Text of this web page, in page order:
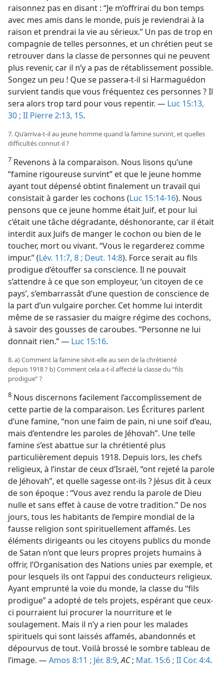
raisonnez pas en disant : “Je m’offrirai du bon temps
avec mes amis dans le monde, puis je reviendrai à la
raison et prendrai la vie au sérieux.” Un pas de trop en
compagnie de telles personnes, et un chrétien peut se
retrouver dans la classe de personnes qui ne peuvent
plus revenir, car il n’y a pas de rétablissement possible.
Songez un peu ! Que se passera-​t-​il si Harmaguédon
survient tandis que vous fréquentez ces personnes ? Il
sera alors trop tard pour vous repentir. — Luc 15:13,
30 ; II Pierre 2:13, 15.
7. Qu’arriva-​t-​il au jeune homme quand la famine survint, et quelles
difficultés connut-​il ?
7 Revenons à la comparaison. Nous lisons qu’une
“famine rigoureuse survint” et que le jeune homme
ayant tout dépensé obtint finalement un travail qui
consistait à garder les cochons (Luc 15:14-16). Nous
pensons que ce jeune homme était Juif, et pour lui
c’était une tâche dégradante, déshonorante, car il était
interdit aux Juifs de manger le cochon ou bien de le
toucher, mort ou vivant. “Vous le regarderez comme
impur.” (Lév. 11:7, 8 ; Deut. 14:8). Force serait au fils
prodigue d’étouffer sa conscience. Il ne pouvait
s’attendre à ce que son employeur, ‘un citoyen de ce
pays’, s’embarrassât d’une question de conscience de
la part d’un vulgaire porcher. Cet homme lui interdit
même de se rassasier du maigre régime des cochons,
à savoir des gousses de caroubes. “Personne ne lui
donnait rien.” — Luc 15:16.
8. a) Comment la famine sévit-​elle au sein de la chrétienté
depuis 1918 ? b) Comment cela a-​t-​il affecté la classe du “fils
prodigue” ?
8 Nous discernons facilement l’accomplissement de
cette partie de la comparaison. Les Écritures parlent
d’une famine, “non une faim de pain, ni une soif d’eau,
mais d’entendre les paroles de Jéhovah”. Une telle
famine s’est abattue sur la chrétienté plus
particulièrement depuis 1918. Depuis lors, les chefs
religieux, à l’instar de ceux d’Israël, “ont rejeté la parole
de Jéhovah”, et quelle sagesse ont-​ils ? Jésus dit à ceux
de son époque : “Vous avez rendu la parole de Dieu
nulle et sans effet à cause de votre tradition.” De nos
jours, tous les habitants de l’empire mondial de la
fausse religion sont spirituellement affamés. Les
éléments dirigeants ou les citoyens publics du monde
de Satan n’ont que leurs propres projets humains à
offrir, l’Organisation des Nations unies par exemple, et
pour lesquels ils ont l’appui des conducteurs religieux.
Ayant emprunté la voie du monde, la classe du “fils
prodigue” a adopté de tels projets, espérant que ceux-
ci pourraient lui procurer la nourriture et le
soulagement. Mais il n’y a rien pour les malades
spirituels qui sont laissés affamés, abandonnés et
dépourvus de tout. Voilà brossé le sombre tableau de
l’image. —Amos 8:11 ; Jér. 8:9,AC; Mat. 15:6 ; II Cor. 4:4.